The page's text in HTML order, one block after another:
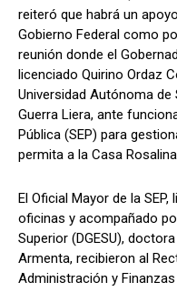
at
s
A
p
p
ce
b
o
o
k
e
a
reiteró que habrá un
Gobierno Federal como
reunión donde el
licenciado Quirino Ordaz
Universidad Autónoma de
Guerra Liera, ante
Pública (SEP) para
permita a la Casa
El Oficial Mayor de la
oficinas y acompañado
Superior (DGESU),
Armenta, recibieron al
Administración y